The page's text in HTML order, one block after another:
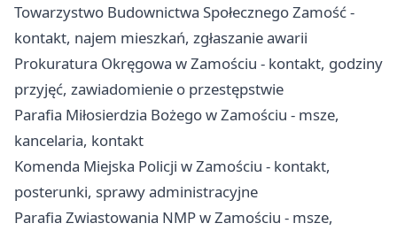
Towarzystwo Budownictwa Społecznego Zamość -
kontakt, najem mieszkań, zgłaszanie awarii
Prokuratura Okręgowa w Zamościu - kontakt, godziny
przyjęć, zawiadomienie o przestępstwie
Parafia Miłosierdzia Bożego w Zamościu - msze,
kancelaria, kontakt
Komenda Miejska Policji w Zamościu - kontakt,
posterunki, sprawy administracyjne
Parafia Zwiastowania NMP w Zamościu - msze,